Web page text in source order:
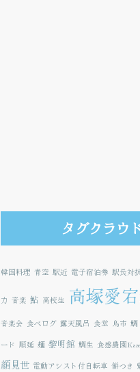
タグクラウ
韓国料理 青空 駅近 電子宿泊券 駅長対
力 音楽 鮎 高校生 高塚愛
音楽会 食べログ 露天風呂 食堂 鳥市 鯛
ード 順延 麺 黎明館 鯛生 食感農園
顔見世 電動アシスト付自転車 餅つき